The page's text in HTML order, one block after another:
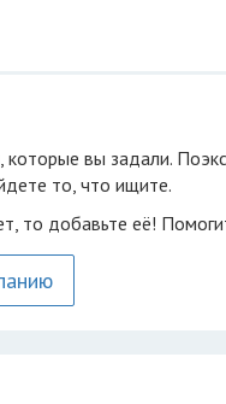
вы задали.
то, что ищите.
то добавьте её!